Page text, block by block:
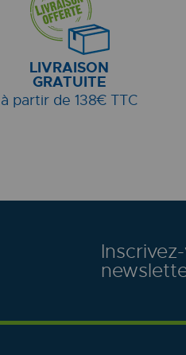
LIVRAISON
GRATUITE
à partir de 138€ TTC